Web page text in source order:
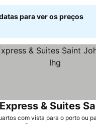
para ver os preços
com vista para o porto ou